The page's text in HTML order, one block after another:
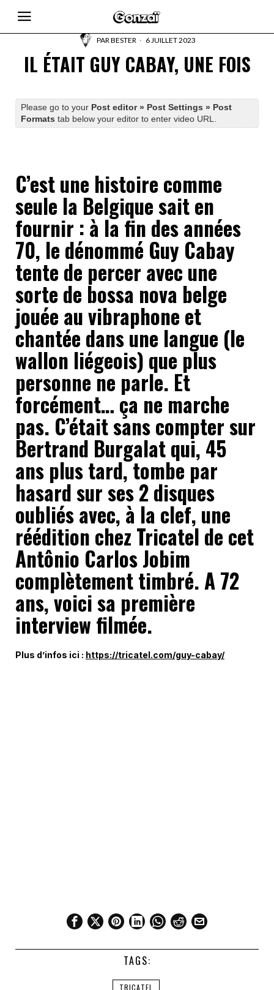
PARBESTER 6 JUILLET 2023
IL ÉTAIT GUY CABAY, UNE FOIS
Please go to your Post editor » Post Settings » Post
Formats tab below your editor to enter video URL.
C’est une histoire comme
seule la Belgique sait en
fournir : à la fin des années
70, le dénommé Guy Cabay
tente de percer avec une
sorte de bossa nova belge
jouée au vibraphone et
chantée dans une langue (le
wallon liégeois) que plus
personne ne parle. Et
forcément… ça ne marche
pas. C’était sans compter sur
Bertrand Burgalat qui, 45
ans plus tard, tombe par
hasard sur ses 2 disques
oubliés avec, à la clef, une
réédition chez Tricatel de cet
Antônio Carlos Jobim
complètement timbré. A 72
ans, voici sa première
interview filmée.
Plus d’infos ici : https://tricatel.com/guy-cabay/
TAGS:
TRICATEL